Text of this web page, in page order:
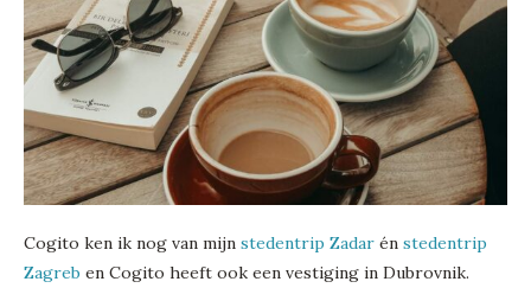
Cogito ken ik nog van mijn stedentrip Zadar én stedentrip
Zagreb en Cogito heeft ook een vestiging in Dubrovnik.